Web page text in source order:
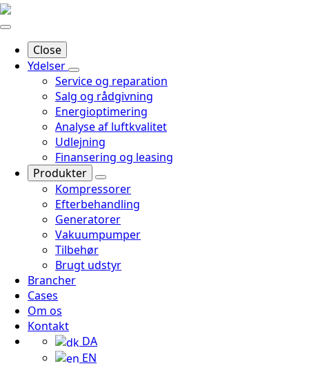
Close
Ydelser
Service og reparation
Salg og rådgivning
Energioptimering
Analyse af luftkvalitet
Udlejning
Finansering og leasing
Produkter
Kompressorer
Efterbehandling
Generatorer
Vakuumpumper
Tilbehør
Brugt udstyr
Brancher
Cases
Om os
Kontakt
DA
EN